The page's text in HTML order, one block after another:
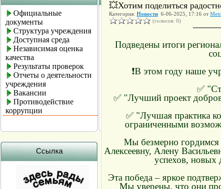
Официальные
документы
Структура учреждения
Доступная среда
Независимая оценка
качества
Результаты проверок
Отчеты о деятельности
учреждения
Вакансии
Противодействие
коррупции
Ссылка
💥Хотим поделиться
Категория: Новости 6-06-2025, 17:16 от
(голосов: 0)
Подведены итоги
❗В этом году наше
✅
✅ "Лучший проект
✅ "Лучшая практика
ограниченными
Мы безмерно гордимся
Алексеевну, Алену
успехов, новых
Эта победа – яркое
Мы уверены, что они